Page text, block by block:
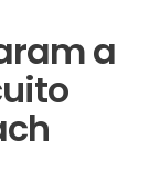
a